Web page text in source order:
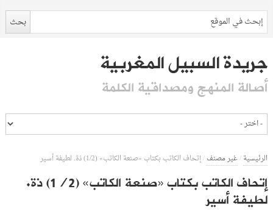
جريدة السبيل المغربية
أصالة المنهج ومصداقية الكلمة
الرئيسية/غير مصنف/إتحاف الكاتب بكتاب «صنعة الكاتب» (1/2) ذة. لطيفة أسير
إتحاف الكاتب بكتاب «صنعة الكاتب» (1/2) ذة.
لطيفة أسير